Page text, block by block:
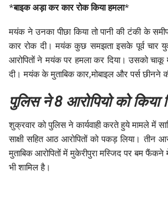
*बाइक अड़ा कर कार रोक किया हमला*
मयंक ने उनका पीछा किया तो पानी की टंकी के
कार रोक दी। मयंक कुछ समझता इसके पूर्व चार
आरोपितों ने मयंक पर हमला कर दिया। उसको चाकू
दी। मयंक के मुताबिक कार,मोबाइल और पर्स छीनने
पुलिस ने 8 आरोपियो को किया
शुक्रवार को पुलिस ने कार्यवाही करते हुये मामले में
साक्षी सहित आठ आरोपितों को पकड़ लिया। तीन
मुताबिक आरोपितों में मुकेरीपुरा मस्जिद पर बम
भी शामिल है।